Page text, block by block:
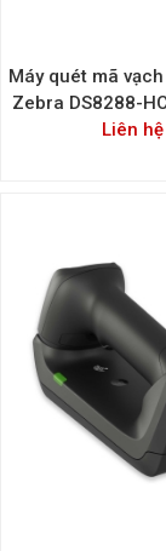
Máy quét mã
Zebra DS8288-
bệnh viện
Liên hệ